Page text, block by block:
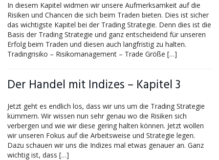
In diesem Kapitel widmen wir unsere Aufmerksamkeit auf die
Risiken und Chancen die sich beim Traden bieten. Dies ist sicher
das wichtigste Kapitel bei der Trading Strategie. Denn dies ist die
Basis der Trading Strategie und ganz entscheidend für unseren
Erfolg beim Traden und diesen auch langfristig zu halten.
Tradingrisiko – Risikomanagement – Trade Größe […]
Der Handel mit Indizes – Kapitel 3
Jetzt geht es endlich los, dass wir uns um die Trading Strategie
kümmern. Wir wissen nun sehr genau wo die Risiken sich
verbergen und wie wir diese gering halten können. Jetzt wollen
wir unseren Fokus auf die Arbeitsweise und Strategie legen.
Dazu schauen wir uns die Indizes mal etwas genauer an. Ganz
wichtig ist, dass […]